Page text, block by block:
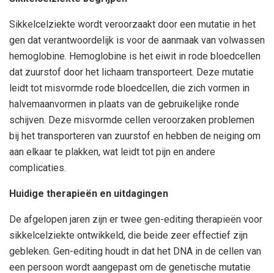
Sikkelcelziekte wordt veroorzaakt door een mutatie in het
gen dat verantwoordelijk is voor de aanmaak van volwassen
hemoglobine. Hemoglobine is het eiwit in rode bloedcellen
dat zuurstof door het lichaam transporteert. Deze mutatie
leidt tot misvormde rode bloedcellen, die zich vormen in
halvemaanvormen in plaats van de gebruikelijke ronde
schijven. Deze misvormde cellen veroorzaken problemen
bij het transporteren van zuurstof en hebben de neiging om
aan elkaar te plakken, wat leidt tot pijn en andere
complicaties.
Huidige therapieën en uitdagingen
De afgelopen jaren zijn er twee gen-editing therapieën voor
sikkelcelziekte ontwikkeld, die beide zeer effectief zijn
gebleken. Gen-editing houdt in dat het DNA in de cellen van
een persoon wordt aangepast om de genetische mutatie